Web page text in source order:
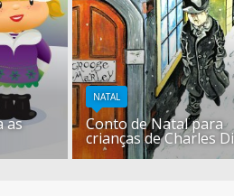
as
NATAL
Conto de Natal para
crianças de Charles